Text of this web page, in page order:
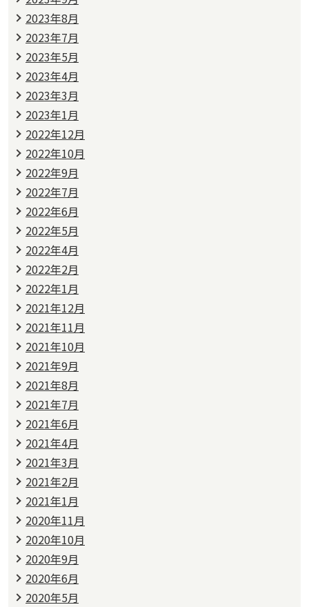
2023年8月
2023年7月
2023年5月
2023年4月
2023年3月
2023年1月
2022年12月
2022年10月
2022年9月
2022年7月
2022年6月
2022年5月
2022年4月
2022年2月
2022年1月
2021年12月
2021年11月
2021年10月
2021年9月
2021年8月
2021年7月
2021年6月
2021年4月
2021年3月
2021年2月
2021年1月
2020年11月
2020年10月
2020年9月
2020年6月
2020年5月